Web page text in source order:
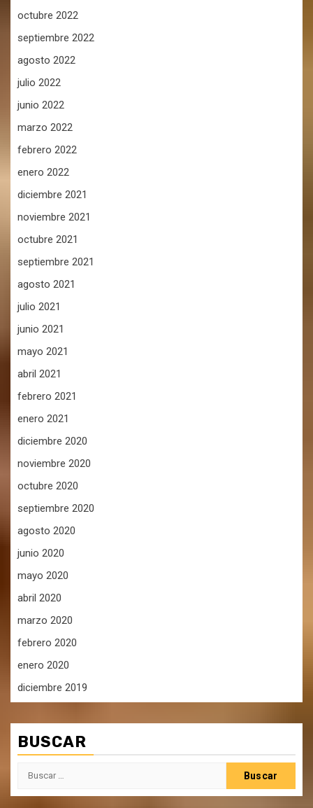
octubre 2022
septiembre 2022
agosto 2022
julio 2022
junio 2022
marzo 2022
febrero 2022
enero 2022
diciembre 2021
noviembre 2021
octubre 2021
septiembre 2021
agosto 2021
julio 2021
junio 2021
mayo 2021
abril 2021
febrero 2021
enero 2021
diciembre 2020
noviembre 2020
octubre 2020
septiembre 2020
agosto 2020
junio 2020
mayo 2020
abril 2020
marzo 2020
febrero 2020
enero 2020
diciembre 2019
BUSCAR
Buscar: